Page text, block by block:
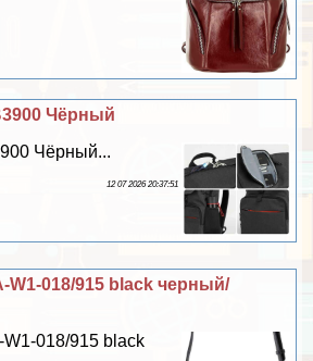
Чёрный
Чёрный...
12 07 2026 20:37:51
W1-018/915 black черный/
018/915 black